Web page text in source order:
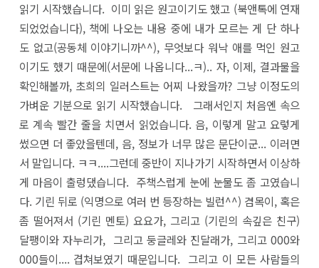
읽기 시작했습니다. 이미 읽은 원고이기도 했고 (북앤톡에 연재
되었었습니다), 책에 나오는 내용 중에 내가 모르는 게 단 하나
도 없고(공동체 이야기니까^^), 무엇보다 워낙 애를 먹인 원고
이기도 했기 때문에(서문에 나옵니다...ㅋ).. 자, 이제, 결과물을
확인해볼까, 초희의 일러스트는 어찌 나왔을까? 그냥 이정도의
가벼운 기분으로 읽기 시작했습니다. 그래서인지 처음엔 속으
로 계속 빨간 줄을 치면서 읽었습니다. 음, 이렇게 말고 요렇게
썼으면 더 좋았을텐데, 음, 정보가 너무 많은 문단이군... 이러면
서 말입니다. ㅋㅋ....그런데 중반이 지나가기 시작하면서 이상하
게 마음이 출렁댔습니다. 주책스럽게 눈에 눈물도 좀 고였습니
다. 기린 뒤로 (익명으로 여러 번 등장하는 빌런^^) 겸목이, 혹은
좀 떨어져서 (기린 멘토) 요요가, 그리고 (기린의 속깊은 친구)
달팽이와 자누리가, 그리고 둥글레와 진달래가, 그리고 000와
000들이.... 겹쳐보였기 때문입니다. 그리고 이 모든 사람들의